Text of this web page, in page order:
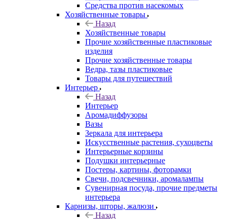
Средства против насекомых
Хозяйственные товары
Назад
Хозяйственные товары
Прочие хозяйственные пластиковые
изделия
Прочие хозяйственные товары
Ведра, тазы пластиковые
Товары для путешествий
Интерьер
Назад
Интерьер
Аромадиффузоры
Вазы
Зеркала для интерьера
Искусственные растения, сухоцветы
Интерьерные корзины
Подушки интерьерные
Постеры, картины, фоторамки
Свечи, подсвечники, аромалампы
Сувенирная посуда, прочие предметы
интерьера
Карнизы, шторы, жалюзи
Назад